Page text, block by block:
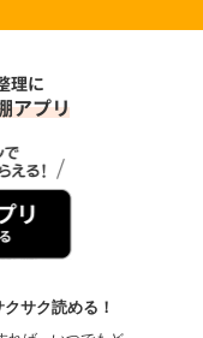
サク読める！